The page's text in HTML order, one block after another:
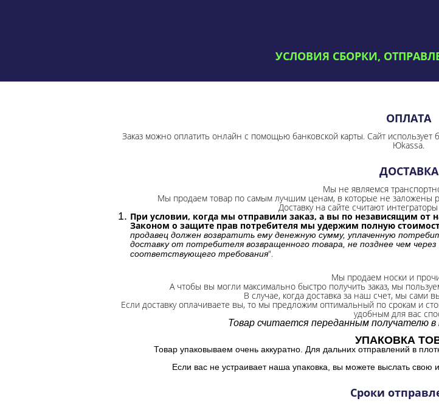
УСЛОВИЯ СБОРКИ,
ОПЛАТА
Заказ можно оплатить онлайн с помощью банковской карты. Сайт использует
Юkassa.
ДОСТАВКА
Мы не являемся
Мы продаем товар по самым лучшим ценам, в которые не заложены
Доставку на сайте считают
При условии, когда мы отправили заказ, а вы по независящим от
Законом о защите прав потребителя мы удержим полную
продавец должен возвратить ему денежную сумму, уплаченную
доставку от потребителя возвращенного товара, не позднее чем
соответствующего требования".
Мы продаем носки и
А чтобы вы могли максимально быстро получить заказ, мы
В случае, когда доставка за наш счет, мы сами
Если доставку оплачиваете вы, то мы предложим оптимальный по срокам и
удобным для вас
Товар считается переданным получателю
УПАКОВКА
Товар упаковываем очень аккуратно. Для дальних отправлений в
Если вас не устраивает наша упаковка, вы можете выслать свою
Сроки